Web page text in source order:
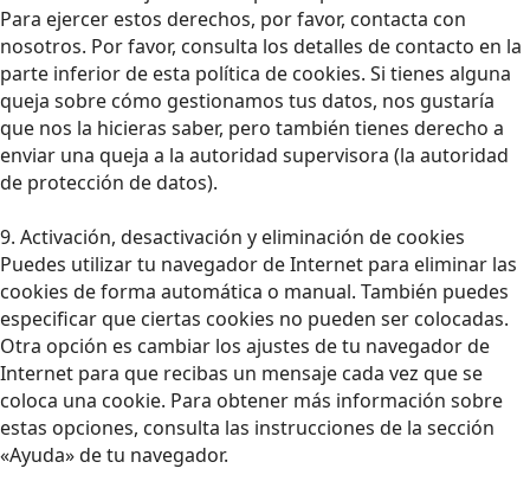
Para ejercer estos derechos, por favor, contacta con
nosotros. Por favor, consulta los detalles de contacto en la
parte inferior de esta política de cookies. Si tienes alguna
queja sobre cómo gestionamos tus datos, nos gustaría
que nos la hicieras saber, pero también tienes derecho a
enviar una queja a la autoridad supervisora (la autoridad
de protección de datos).
9. Activación, desactivación y eliminación de cookies
Puedes utilizar tu navegador de Internet para eliminar las
cookies de forma automática o manual. También puedes
especificar que ciertas cookies no pueden ser colocadas.
Otra opción es cambiar los ajustes de tu navegador de
Internet para que recibas un mensaje cada vez que se
coloca una cookie. Para obtener más información sobre
estas opciones, consulta las instrucciones de la sección
«Ayuda» de tu navegador.